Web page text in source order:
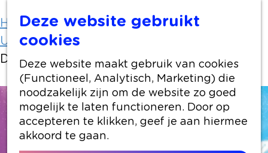
Deze website gebruikt
cookies
Deze website maakt gebruik van cookies
(Functioneel, Analytisch, Marketing) die
noodzakelijk zijn om de website zo goed
mogelijk te laten functioneren. Door op
accepteren te klikken, geef je aan hiermee
akkoord te gaan.
Home
Uit-agenda
Uit-agenda overzicht
De Nóg Grotere Slijmmusical